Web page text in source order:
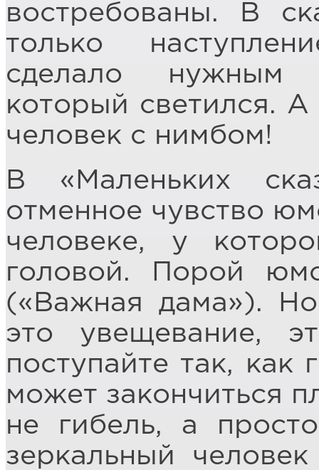
востребованы. В
только
сделало нужным
который светился. А
человек с нимбом!
В «Маленьких
отменное чувство
человеке, у
головой. Порой
(«Важная дама»).
это увещевание,
поступайте так, как
может закончиться
не гибель, а
зеркальный